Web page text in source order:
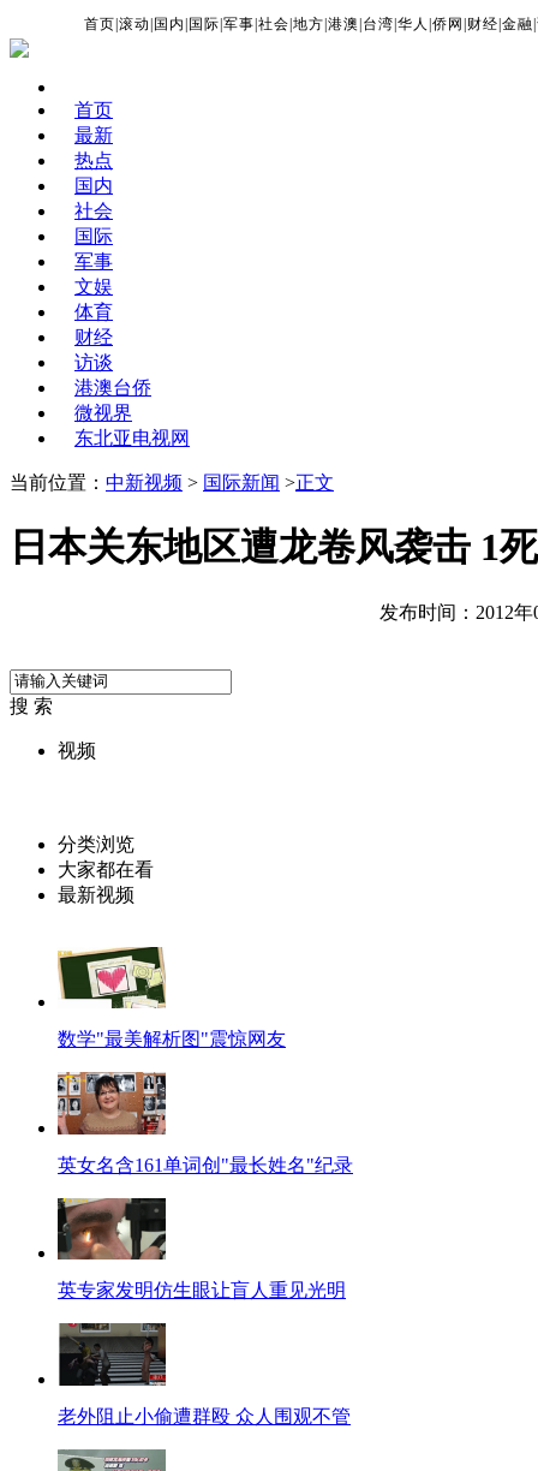
首页 |滚动 国内 国际 |军事 |社会 |地方 |港澳 台湾 |华人 |侨网 财经 |金融 |
首页
最新
热点
国内
社会
国际
军事
文娱
体育
财经
访谈
港澳台侨
微视界
东北亚电视网
当前位置： 中新视频 > 国际新闻 >正文
日本关东地区遭龙卷风袭击 1
发布时间：2012年
搜 索
视频
分类浏览
大家都在看
最新视频
数学"最美解析图"震惊网友
英女名含161单词创"最长姓名"纪录
英专家发明仿生眼让盲人重见光明
老外阻止小偷遭群殴 众人围观不管